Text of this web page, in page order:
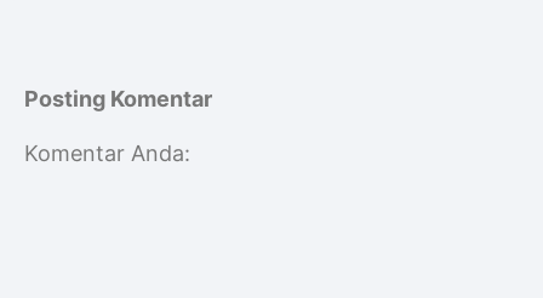
Posting Komentar
Komentar Anda: